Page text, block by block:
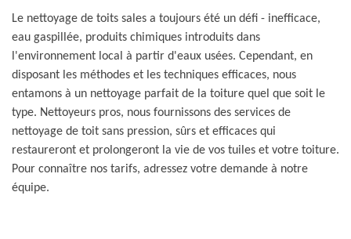
Le nettoyage de toits sales a toujours été un défi - inefficace,
eau gaspillée, produits chimiques introduits dans
l'environnement local à partir d'eaux usées. Cependant, en
disposant les méthodes et les techniques efficaces, nous
entamons à un nettoyage parfait de la toiture quel que soit le
type. Nettoyeurs pros, nous fournissons des services de
nettoyage de toit sans pression, sûrs et efficaces qui
restaureront et prolongeront la vie de vos tuiles et votre toiture.
Pour connaître nos tarifs, adressez votre demande à notre
équipe.